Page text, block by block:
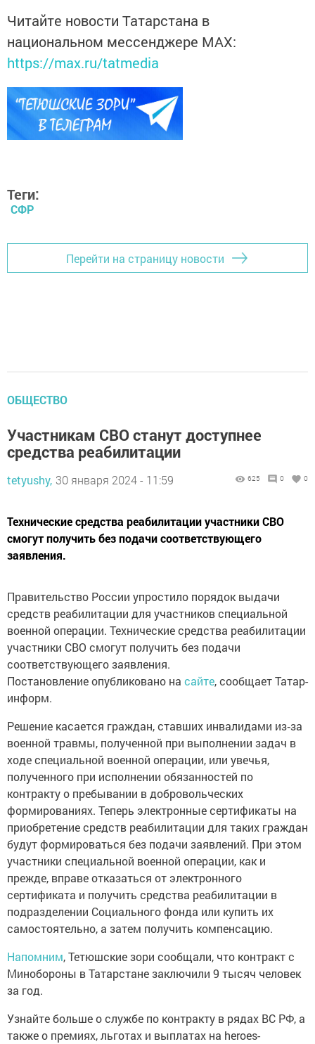
Читайте новости Татарстана в
национальном мессенджере MАХ:
https://max.ru/tatmedia
Теги:
СФР
Перейти на страницу новости
ОБЩЕСТВО
Участникам СВО станут доступнее
средства реабилитации
tetyushy, 30 января 2024 - 11:59 625 0 0
Технические средства реабилитации участники СВО
смогут получить без подачи соответствующего
заявления.
Правительство России упростило порядок выдачи
средств реабилитации для участников специальной
военной операции. Технические средства реабилитации
участники СВО смогут получить без подачи
соответствующего заявления.
Постановление опубликовано на сайте, сообщает Татар-
информ.
Решение касается граждан, ставших инвалидами из‑за
военной травмы, полученной при выполнении задач в
ходе специальной военной операции, или увечья,
полученного при исполнении обязанностей по
контракту о пребывании в добровольческих
формированиях. Теперь электронные сертификаты на
приобретение средств реабилитации для таких граждан
будут формироваться без подачи заявлений. При этом
участники специальной военной операции, как и
прежде, вправе отказаться от электронного
сертификата и получить средства реабилитации в
подразделении Социального фонда или купить их
самостоятельно, а затем получить компенсацию.
Напомним, Тетюшские зори сообщали, что контракт с
Минобороны в Татарстане заключили 9 тысяч человек
за год.
Узнайте больше о службе по контракту в рядах ВС РФ, а
также о премиях, льготах и выплатах на heroes-